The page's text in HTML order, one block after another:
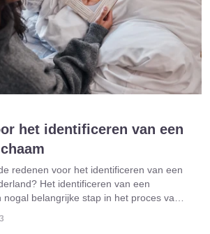
het identificeren van een
redenen voor het identificeren van een
Het identificeren van een
nogal belangrijke stap in het proces van